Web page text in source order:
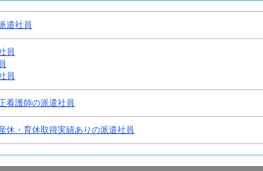
遣社員
員
員
看護師の派遣社員
休・育休取得実績ありの派遣社員